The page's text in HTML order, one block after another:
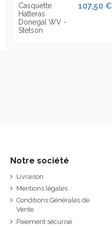
Casquette
Hatteras
Donegal WV -
Stetson
107,50 €
Notre société
Livraison
Mentions légales
Conditions Générales de
Vente
Paiement sécurisé